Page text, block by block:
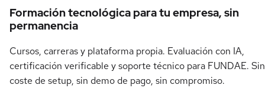
Formación tecnológica para tu empresa, sin
permanencia
Cursos, carreras y plataforma propia. Evaluación con IA,
certificación verificable y soporte técnico para FUNDAE. Sin
coste de setup, sin demo de pago, sin compromiso.